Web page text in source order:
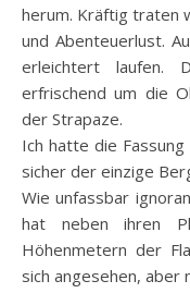
herum. Kräftig traten
und Abenteuerlust.
erleichtert laufen.
erfrischend um die
der Strapaze.
Ich hatte die
sicher der einzige
Wie unfassbar
hat neben ihren
Höhenmetern der
sich angesehen, aber